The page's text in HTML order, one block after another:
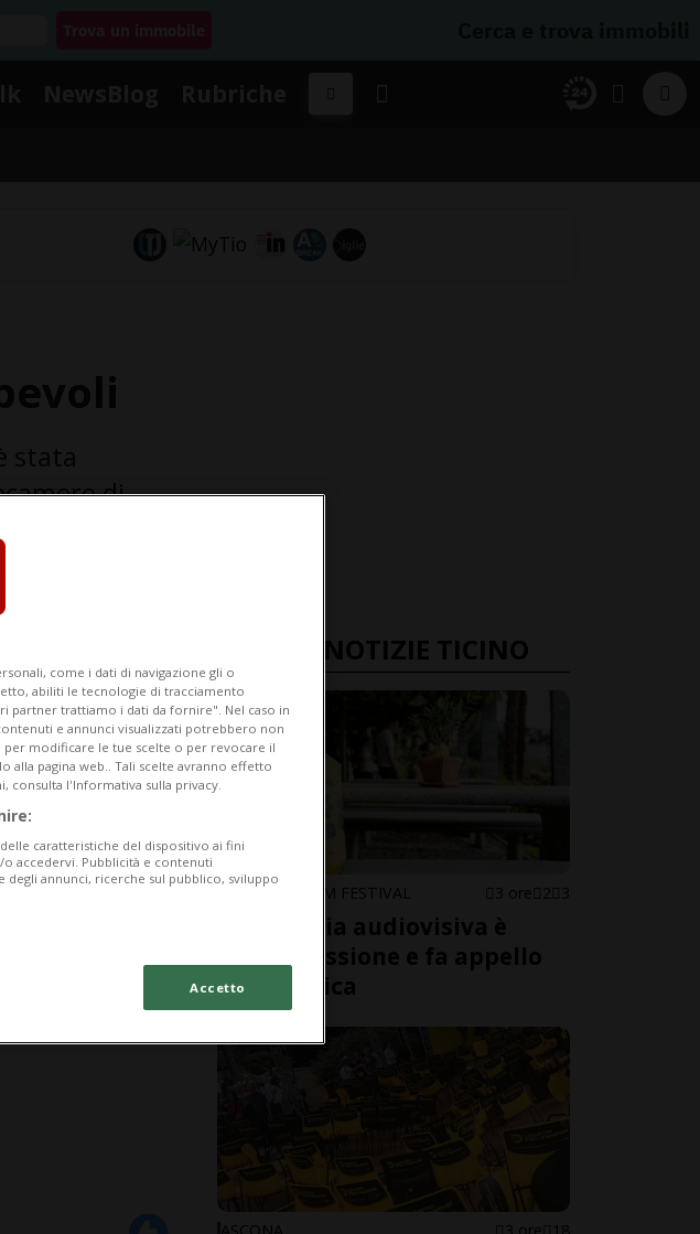
di
ULTIME NOTIZIE TICINO
LOCARNO FILM FESTIVAL 3 ore 2 3
L'industria audiovisiva è
sotto pressione e fa appello
alla politica
ASCONA 3 ore 18
come i dati di navigazione gli o
abiliti le tecnologie di tracciamento
partner trattiamo i dati da fornire". Nel caso in
e annunci visualizzati potrebbero non
modificare le tue scelte o per revocare il
alla pagina web.. Tali scelte avranno effetto
consulta l'Informativa sulla privacy.
caratteristiche del dispositivo ai fini
accedervi. Pubblicità e contenuti
annunci, ricerche sul pubblico, sviluppo
Accetto